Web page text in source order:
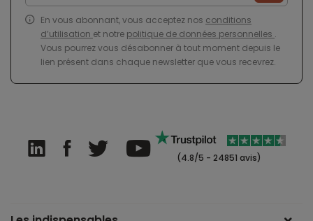
En vous abonnant, vous acceptez nos conditions
d’utilisation et notre politique de données personnelles .
Vous pourrez vous désabonner à tout moment depuis le
lien présent dans chaque newsletter que vous recevrez.
(4.8/5 - 24851 avis)